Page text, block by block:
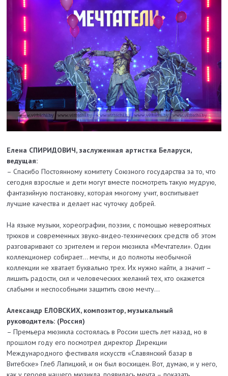
Елена СПИРИДОВИЧ, заслуженная артистка Беларуси,
ведущая:
– Спасибо Постоянному комитету Союзного государства за то, что
сегодня взрослые и дети могут вместе посмотреть такую мудрую,
фантазийную постановку, которая многому учит, воспитывает
лучшие качества и делает нас чуточку добрей.
На языке музыки, хореографии, поэзии, с помощью невероятных
трюков и современных звуко-видео-технических средств об этом
разговаривают со зрителем и герои мюзикла «Мечтатели». Один
коллекционер собирает... мечты, и до полноты необычной
коллекции не хватает буквально трех. Их нужно найти, а значит –
лишить радости, сил и человеческих желаний тех, кто окажется
слабыми и неспособными защитить свою мечту...
Александр ЕЛОВСКИХ, композитор, музыкальный
руководитель: (Россия)
– Премьера мюзикла состоялась в России шесть лет назад, но в
прошлом году его посмотрел директор Дирекции
Международного фестиваля искусств «Славянский базар в
Витебске» Глеб Лапицкий, и он был восхищен. Вот, думаю, и у него,